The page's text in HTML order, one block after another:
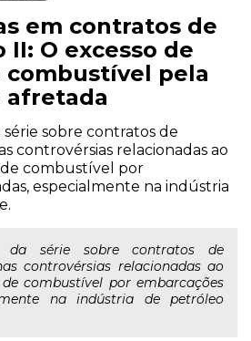
em contratos de
O excesso de
combustível pela
afretada
sobre contratos de
controvérsias relacionadas ao
combustível por
especialmente na indústria
da série sobre contratos de
controvérsias relacionadas ao
combustível por embarcações
na indústria de petróleo